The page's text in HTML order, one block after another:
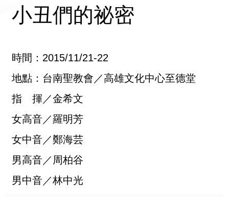
小丑們的祕密
時間：2015/11/21-22
地點：台南聖教會／高雄文化中心至德堂
指 揮／金希文
女高音／羅明芳
女中音／鄭海芸
男高音／周柏谷
男中音／林中光